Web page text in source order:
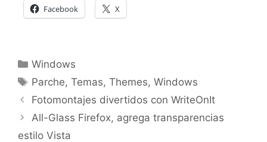
Facebook X
Categorías
Windows
Etiquetas
Parche,Temas,Themes,Windows
Fotomontajes divertidos con WriteOnIt
All-Glass Firefox, agrega transparencias
estilo Vista